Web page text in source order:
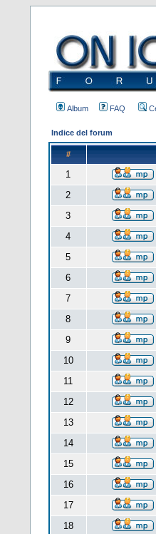
Album FAQ
Indice del forum
#
1
2
3
4
5
6
7
8
9
10
11
12
13
14
15
16
17
18